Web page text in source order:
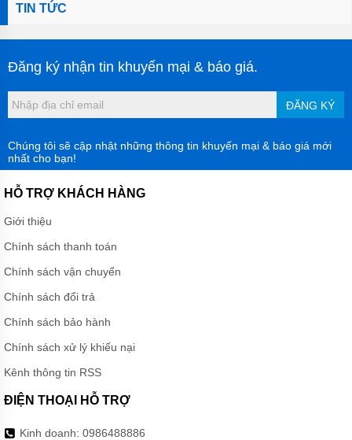
TIN TỨC
Đăng ký nhận tin khuyến mại & báo giá.
ĐĂNG KÝ
Chúng tôi sẽ cập nhật những thông tin khuyến mại & báo giá mới
nhất cho bạn!
HỖ TRỢ KHÁCH HÀNG
Giới thiệu
Chính sách thanh toán
Chính sách vận chuyển
Chính sách đổi trả
Chính sách bảo hành
Chính sách xử lý khiếu nại
Kênh thông tin RSS
ĐIỆN THOẠI HỖ TRỢ
Kinh doanh: 0986488886